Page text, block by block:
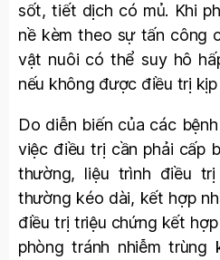
sốt, tiết dịch có mủ. Khi
nề kèm theo sự tấn công
vật nuôi có thể suy hô
nếu không được điều trị kịp
Do diễn biến của các
việc điều trị cần phải cấp
thường, liệu trình điều
thường kéo dài, kết hợp
điều trị triệu chứng kết
phòng tránh nhiễm trùng